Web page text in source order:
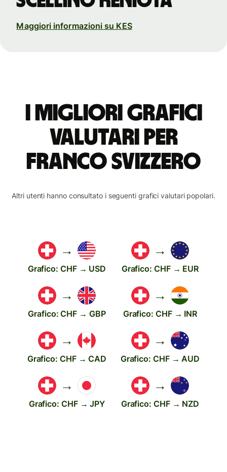
Maggiori informazioni su KES
I migliori grafici
valutari per
franco svizzero
Altri utenti hanno consultato i seguenti grafici valutari popolari.
→
Grafico: CHF → USD
→
Grafico: CHF → EUR
→
Grafico: CHF → GBP
→
Grafico: CHF → INR
→
Grafico: CHF → CAD
→
Grafico: CHF → AUD
→
Grafico: CHF → JPY
→
Grafico: CHF → NZD